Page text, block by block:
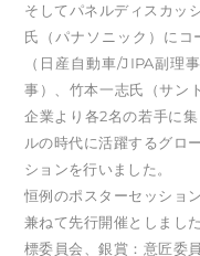
そしてパネルディスカッ
氏（パナソニック）に
（日産自動車/JIPA副理
事）、竹本一志氏（サン
企業より各2名の若手に
ルの時代に活躍するグロ
ションを行いました。
恒例のポスターセッショ
兼ねて先行開催としまし
標委員会、銀賞：意匠委